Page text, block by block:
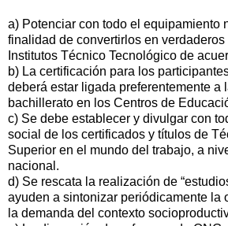
a) Potenciar con todo el equipamiento
finalidad de convertirlos en
Institutos Técnico Tecnológico de
b) La certificación para los
deberá estar ligada preferentemente a
bachillerato en los Centros de
c) Se debe establecer y divulgar con
social de los certificados y títulos de
Superior en el mundo del trabajo, a
nacional.
d) Se rescata la realización de
ayuden a sintonizar periódicamente la
la demanda del contexto